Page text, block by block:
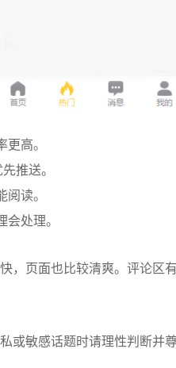
高。
推送。
读。
处理。
，页面也比较清爽。评论区
或敏感话题时请理性判断并